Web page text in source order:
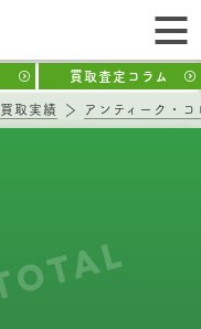
買取査定コラム
買取実績 アンティーク・